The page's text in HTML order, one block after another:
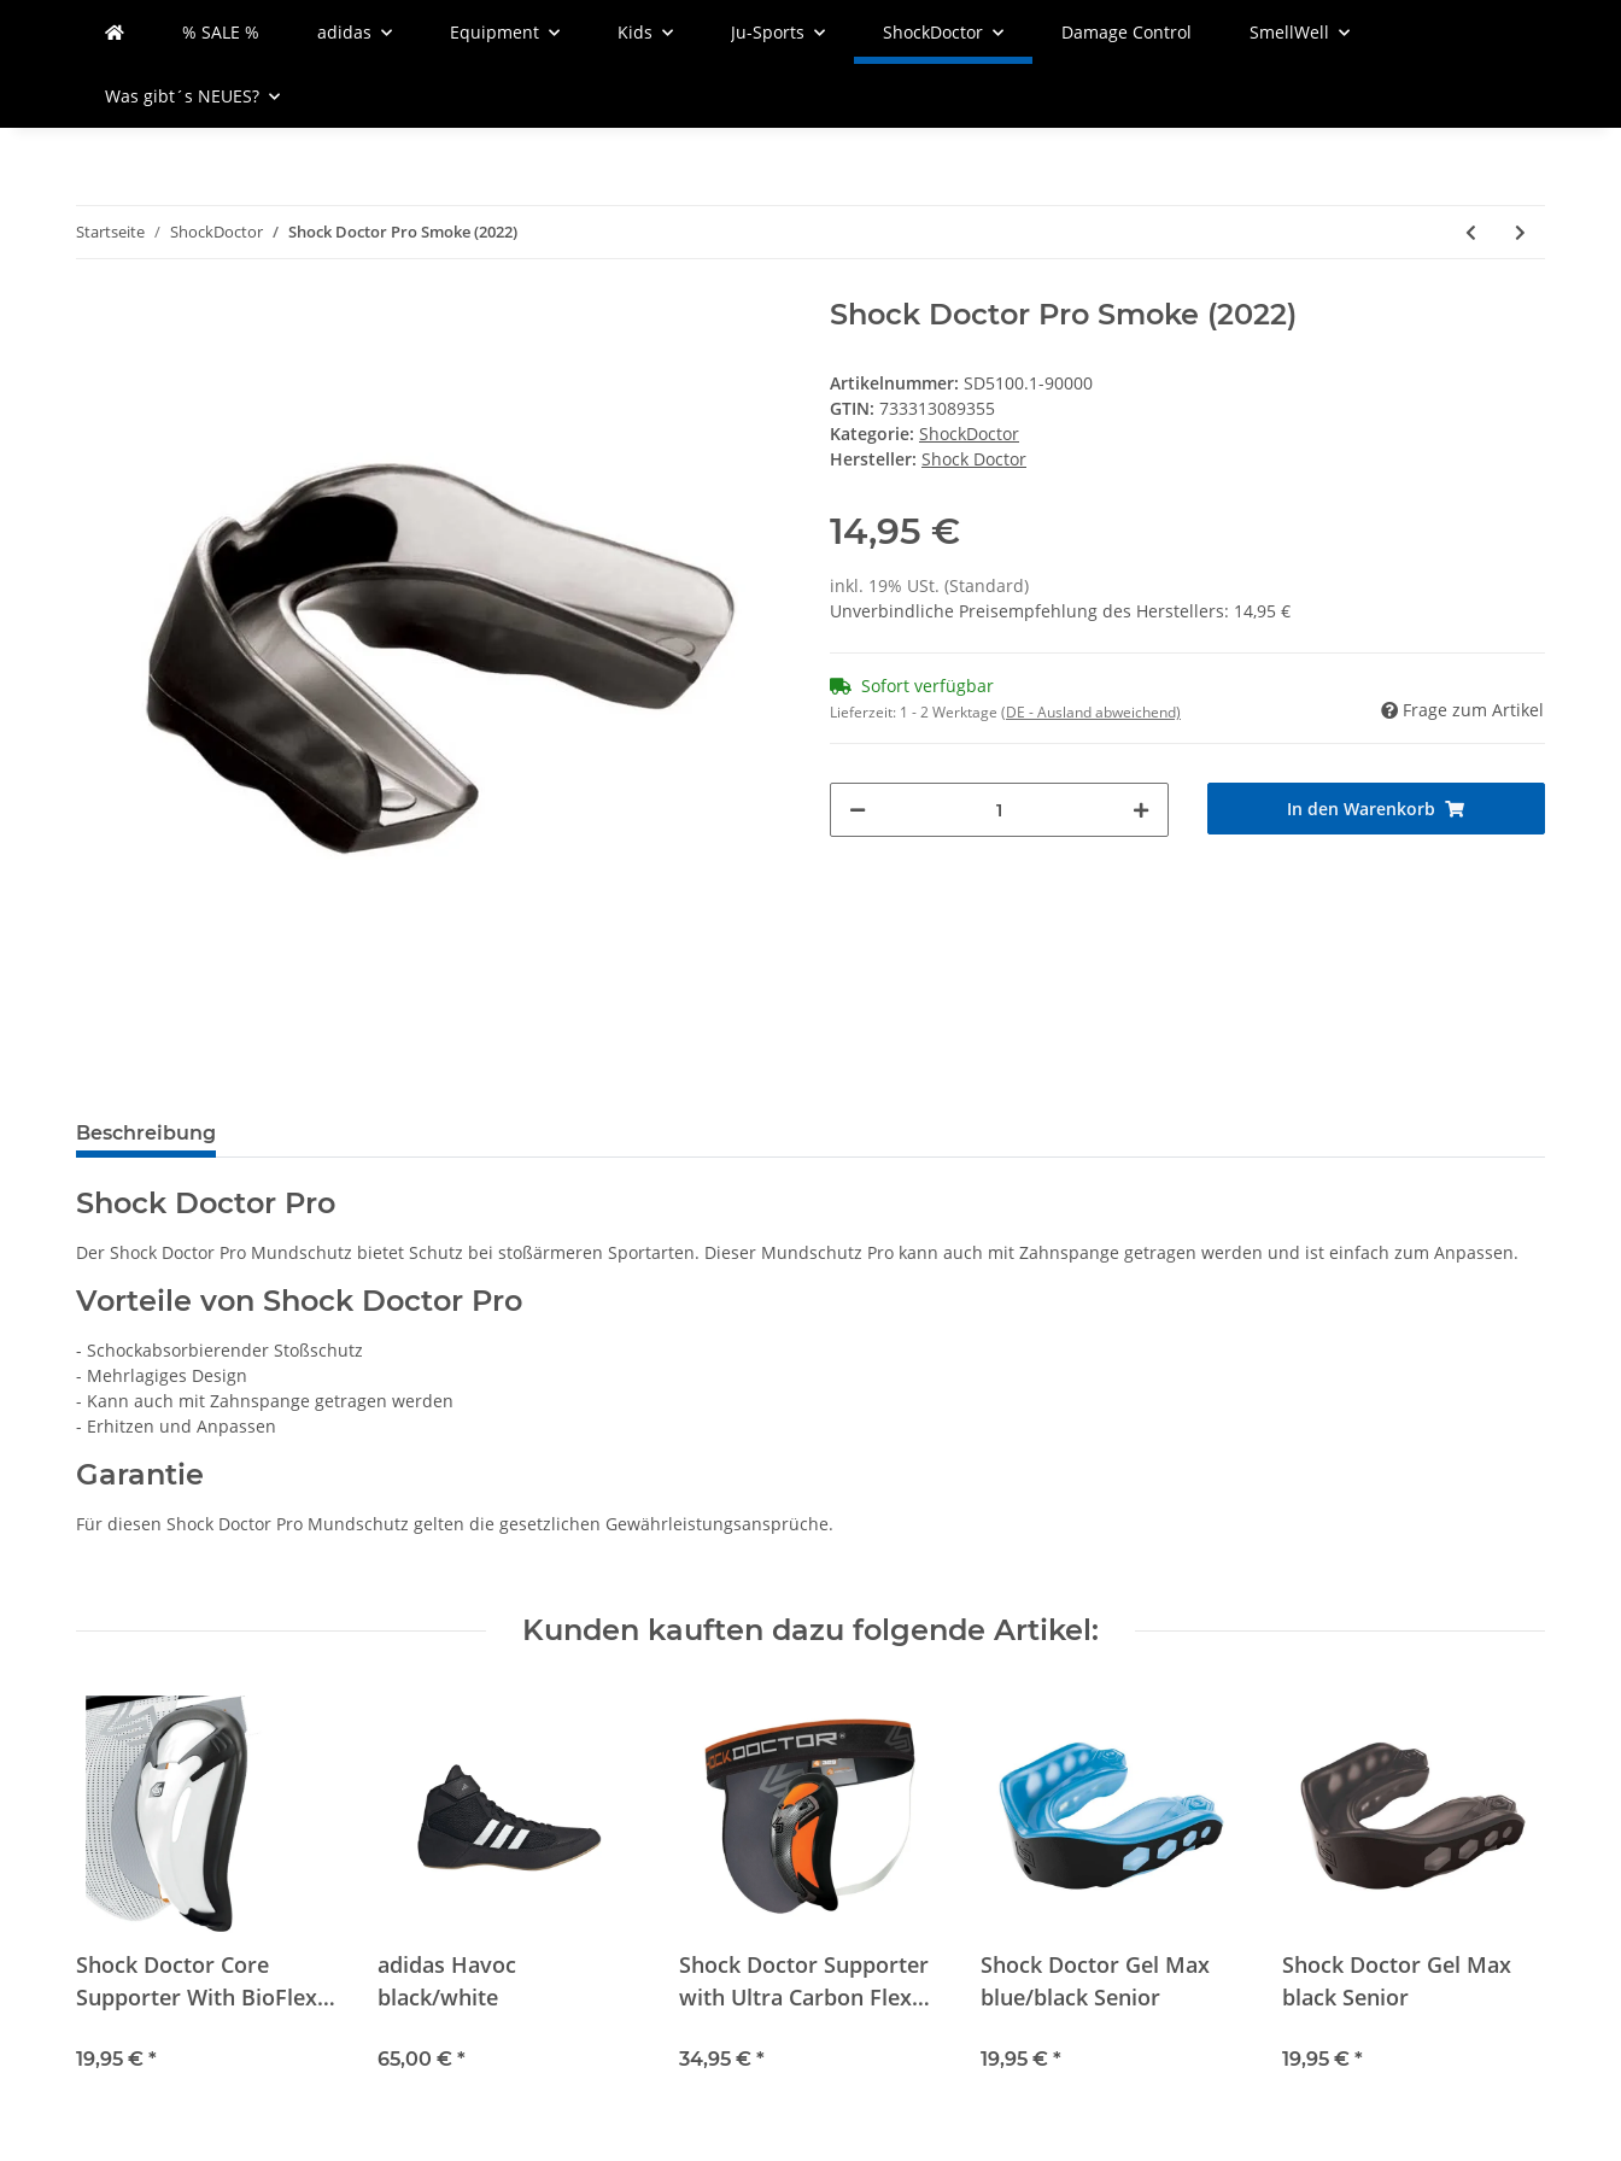
% SALE % adidas Equipment Kids Ju-Sports ShockDoctor Damage Control SmellWell
Was gibt´s NEUES?
Startseite ShockDoctor Shock Doctor Pro Smoke (2022)
Shock Doctor Pro Smoke (2022)
Artikelnummer: SD5100.1-90000
GTIN: 733313089355
Kategorie: ShockDoctor
Hersteller: Shock Doctor
14,95 €
inkl. 19% USt. (Standard)
Unverbindliche Preisempfehlung des Herstellers: 14,95 €
Sofort verfügbar
Lieferzeit: 1 - 2 Werktage (DE - Ausland abweichend) Frage zum Artikel
In den Warenkorb
Beschreibung
Shock Doctor Pro
Der Shock Doctor Pro Mundschutz bietet Schutz bei stoßärmeren Sportarten. Dieser Mundschutz Pro kann auch mit Zahnspange getragen werden und ist einfach zum Anpassen.
Vorteile von Shock Doctor Pro
- Schockabsorbierender Stoßschutz
- Mehrlagiges Design
- Kann auch mit Zahnspange getragen werden
- Erhitzen und Anpassen
Garantie
Für diesen Shock Doctor Pro Mundschutz gelten die gesetzlichen Gewährleistungsansprüche.
Kunden kauften dazu folgende Artikel:
Shock Doctor Core
Supporter With BioFlex
19,95 € *
adidas Havoc
black/white
65,00 € *
Shock Doctor Supporter
with Ultra Carbon Flex
34,95 € *
Shock Doctor Gel Max
blue/black Senior
19,95 € *
Shock Doctor Gel Max
black Senior
19,95 € *